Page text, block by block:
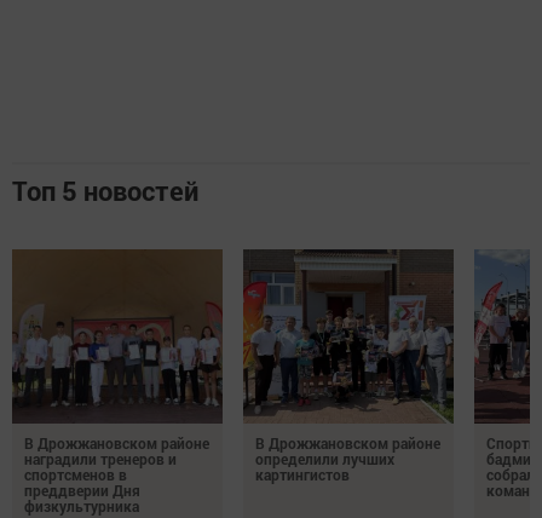
Топ 5 новостей
В Дрожжановском районе
наградили тренеров и
спортсменов в
преддверии Дня
физкультурника
В Дрожжановском районе
определили лучших
картингистов